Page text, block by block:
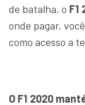
de batalha, o F1
onde pagar,
como acesso a
O F1 2020